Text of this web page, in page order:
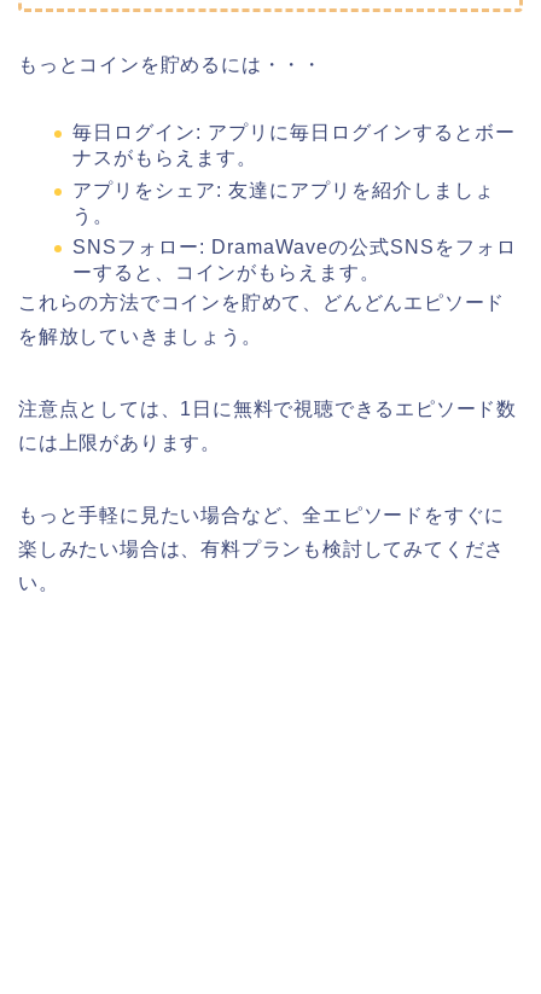
もっとコインを貯めるには・・・
毎日ログイン: アプリに毎日ログインするとボー
ナスがもらえます。
アプリをシェア: 友達にアプリを紹介しましょ
う。
SNSフォロー: DramaWaveの公式SNSをフォロ
ーすると、コインがもらえます。
これらの方法でコインを貯めて、どんどんエピソード
を解放していきましょう。
注意点としては、1日に無料で視聴できるエピソード数
には上限があります。
もっと手軽に見たい場合など、全エピソードをすぐに
楽しみたい場合は、有料プランも検討してみてくださ
い。